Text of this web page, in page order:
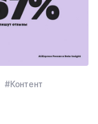
#Контент